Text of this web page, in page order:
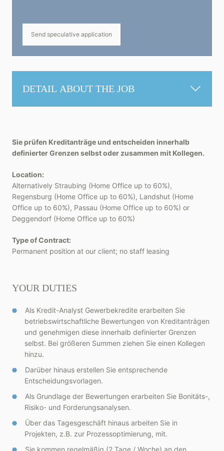
Send speculative application
DETAIL ABOUT THE JOB
Sie prüfen Kreditanträge und entscheiden innerhalb
definierter Grenzen selbst oder zusammen mit Kollegen.
Location:
Alternatively Straubing (Home Office up to 60%),
Regensburg (Home Office up to 60%), Landshut (Home
Office up to 60%), Passau (Home Office up to 60%) or
Deggendorf (Home Office up to 60%)
Type of Contract:
Permanent position at our client; no staff leasing
YOUR DUTIES
Als Kredit-Analyst Gewerbekredite erarbeiten Sie
betriebswirtschaftliche Bewertungen von Kreditanträgen
und genehmigen diese innerhalb definierter Grenzen
selbst. Bei größeren Summen ziehen Sie einen Kollegen
hinzu.
Darüber hinaus erstellen Sie entsprechende
Entscheidungsvorlagen.
Als Grundlage der Bewertungen erarbeiten Sie Bonitäts-,
Risiko- und Forderungsanalysen.
Über das Tagesgeschäft hinaus arbeiten Sie in
Projekten, z.B. zur Prozessoptimierung, mit.